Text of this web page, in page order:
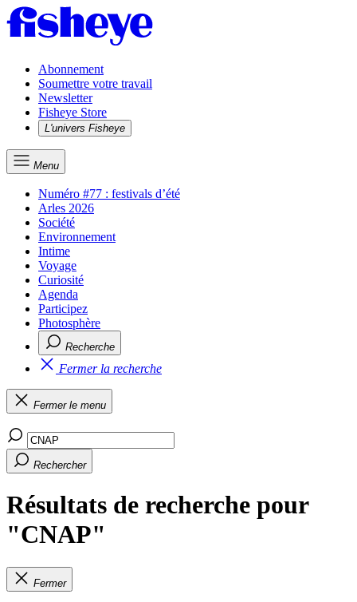
Abonnement
Soumettre votre travail
Newsletter
Fisheye Store
L'univers Fisheye
Menu
Numéro #77 : festivals d’été
Arles 2026
Société
Environnement
Intime
Voyage
Curiosité
Agenda
Participez
Photosphère
Recherche
Fermer la recherche
Fermer le menu
Rechercher
Résultats de recherche pour
"CNAP"
Fermer